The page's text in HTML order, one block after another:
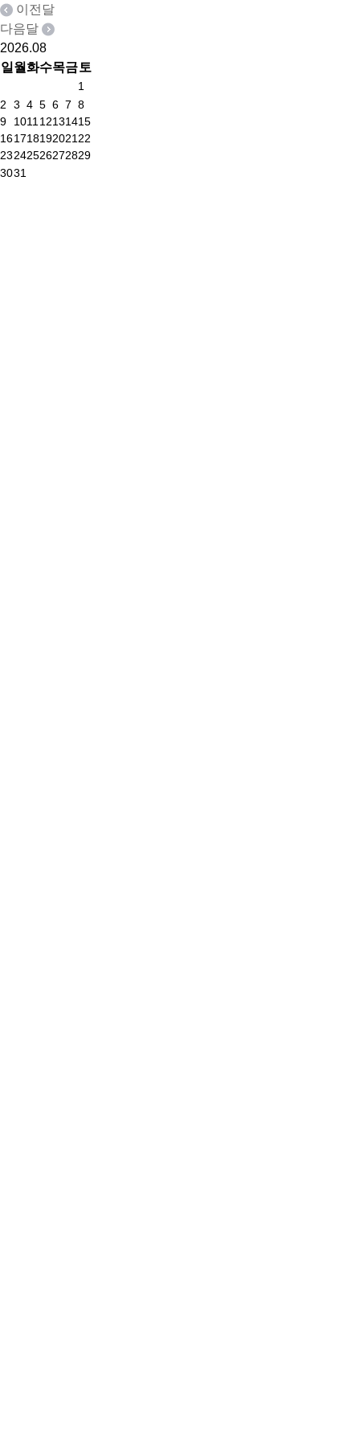
이전달
다음달
2026.08
일 월화수목금토
1
2
3 4 5 6 7 8
9
1011 12131415
161718192021 22
23242526272829
3031